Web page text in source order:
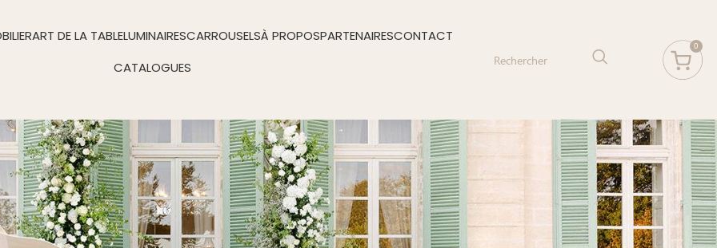
ART DE LA TABLELUMINAIRESCARROUSELSÀ PROPOSPARTENAIRESCONTACT
CATALOGUES
0